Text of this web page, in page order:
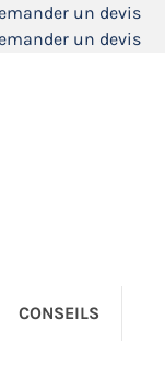
un devis
un devis
CONSEILS